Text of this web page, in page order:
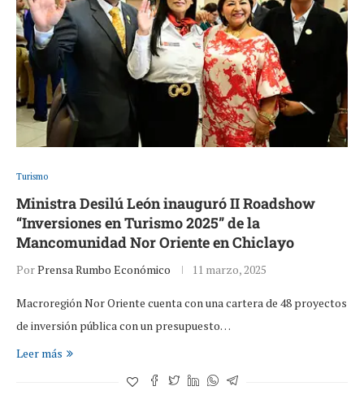
Turismo
Ministra Desilú León inauguró II Roadshow
“Inversiones en Turismo 2025” de la
Mancomunidad Nor Oriente en Chiclayo
PorPrensa Rumbo Económico 11 marzo, 2025
Macroregión Nor Oriente cuenta con una cartera de 48 proyectos
de inversión pública con un presupuesto…
Leer más